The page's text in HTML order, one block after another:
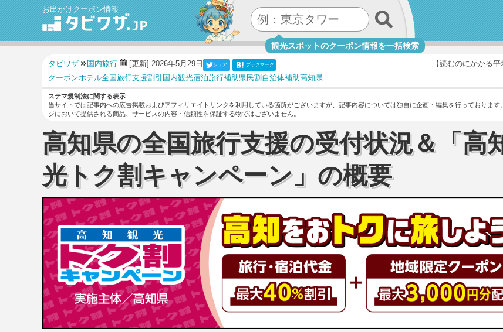
お出かけクーポン情報
観光スポットのクーポン情報を一括検索
タビワザ 国内旅行 [更新] 2026年5月29日 【読むのにかかる平
シェア ブックマーク
クーポンホテル全国旅行支援割引 国内観光宿泊旅行補助県民割 自治体補助高知県
ステマ規制法に関する表示
当サイトでは記事内への広告掲載およびアフィリエイトリンクを利用している箇所がございますが、記事内容については独自に企画・編集を行っております。
ジにおいて提供される商品、サービスの内容・信頼性を保証する物ではございません。
高知県の全国旅行支援の受付状況＆「高
光トク割キャンペーン」の概要